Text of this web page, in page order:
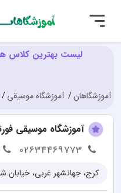
لیست بهترین کلاس
آموزشگاهان آموزشگاه موسیقی
آموزشگاه موسیقی
02634469773